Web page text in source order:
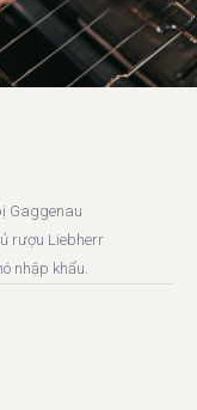
Gaggenau
rượu Liebherr
nhập khẩu.